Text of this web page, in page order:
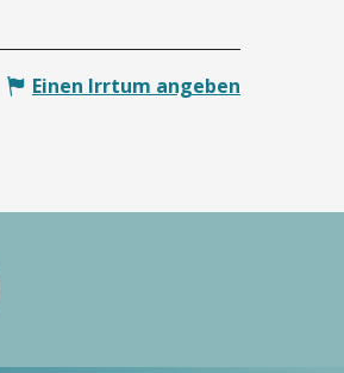
Einen Irrtum angeben